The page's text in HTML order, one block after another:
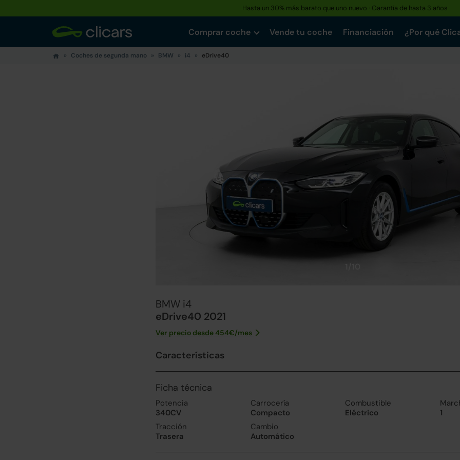
Hasta un 30% más barato que uno nuevo · Garantía de hasta 3 años
Comprar coche Vende tu coche Financiación ¿Por qué
Coches de segunda mano BMW i4 eDrive40
BMW i4
eDrive40 2021
Ver precio desde454€/mes
Características
Ficha técnica
Potencia
340CV
Carrocería
Compacto
Combustible
Eléctrico
1
Tracción
Trasera
Cambio
Automático